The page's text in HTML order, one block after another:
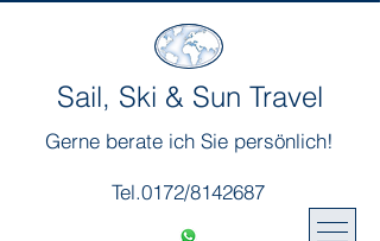
Sail, Ski & Sun Travel
Gerne berate ich Sie persönlich!
Tel.0172/8142687